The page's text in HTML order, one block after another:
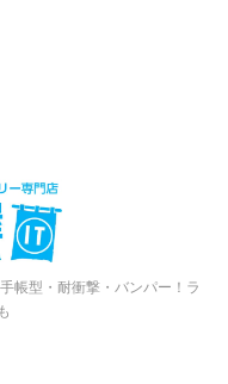
帳型・耐衝撃・バンパー！ラ